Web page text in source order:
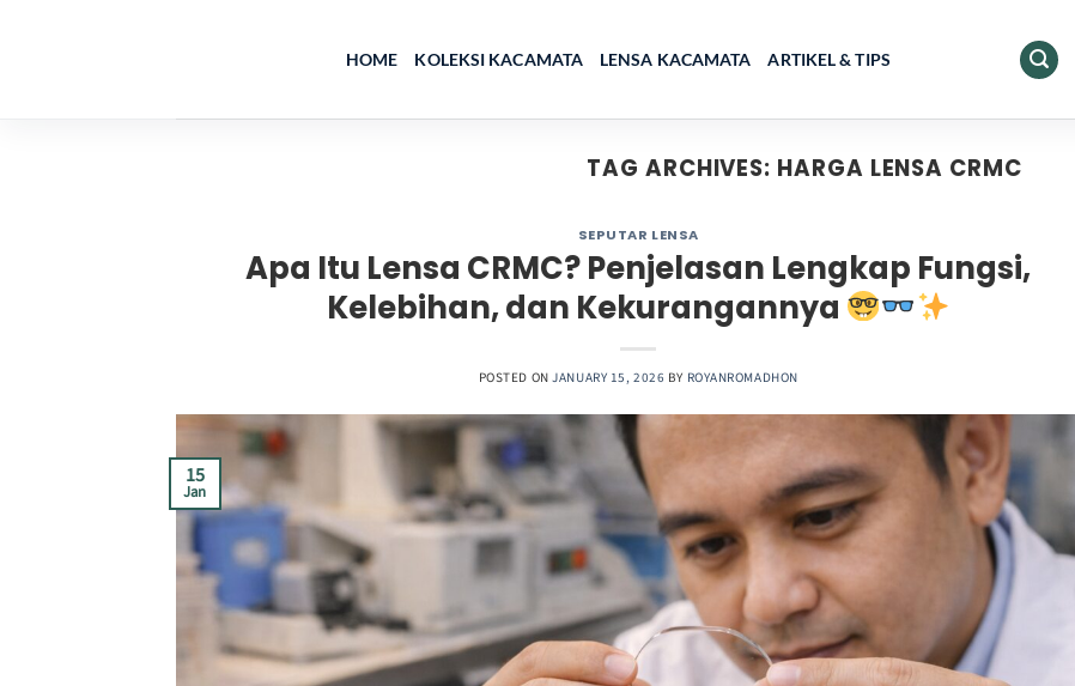
HOME KOLEKSI KACAMATA LENSA KACAMATA ARTIKEL & TIPS
TAG ARCHIVES: HARGA LENSA CRMC
SEPUTAR LENSA
Apa Itu Lensa CRMC? Penjelasan Lengkap Fungsi,
Kelebihan, dan Kekurangannya
POSTED ONJANUARY 15, 2026 BY ROYANROMADHON
15
Jan